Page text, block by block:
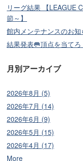
リーグ結果 【LEAGUE
節～】
館内メンテナンスのお知
結果発表🥅頂点を当て
月別アーカイブ
2026年8月 (5)
2026年7月 (14)
2026年6月 (9)
2026年5月 (15)
2026年4月 (17)
More